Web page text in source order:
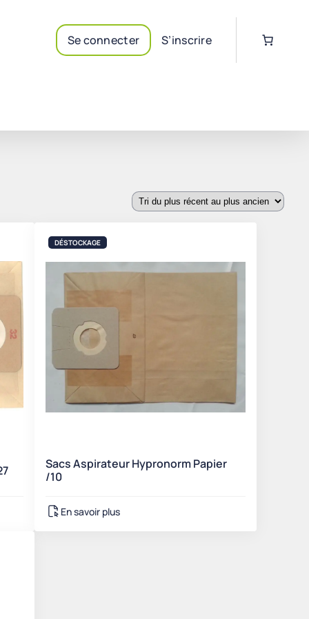
Se connecter S’inscrire
DÉSTOCKAGE
Sacs Aspirateur Hypronorm Papier
/10
En savoir plus